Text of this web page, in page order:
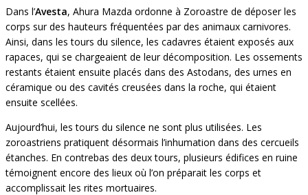
Dans l’Avesta, Ahura Mazda ordonne à Zoroastre de déposer les
corps sur des hauteurs fréquentées par des animaux carnivores.
Ainsi, dans les tours du silence, les cadavres étaient exposés aux
rapaces, qui se chargeaient de leur décomposition. Les ossements
restants étaient ensuite placés dans des Astodans, des urnes en
céramique ou des cavités creusées dans la roche, qui étaient
ensuite scellées.
Aujourd’hui, les tours du silence ne sont plus utilisées. Les
zoroastriens pratiquent désormais l’inhumation dans des cercueils
étanches. En contrebas des deux tours, plusieurs édifices en ruine
témoignent encore des lieux où l’on préparait les corps et
accomplissait les rites mortuaires.